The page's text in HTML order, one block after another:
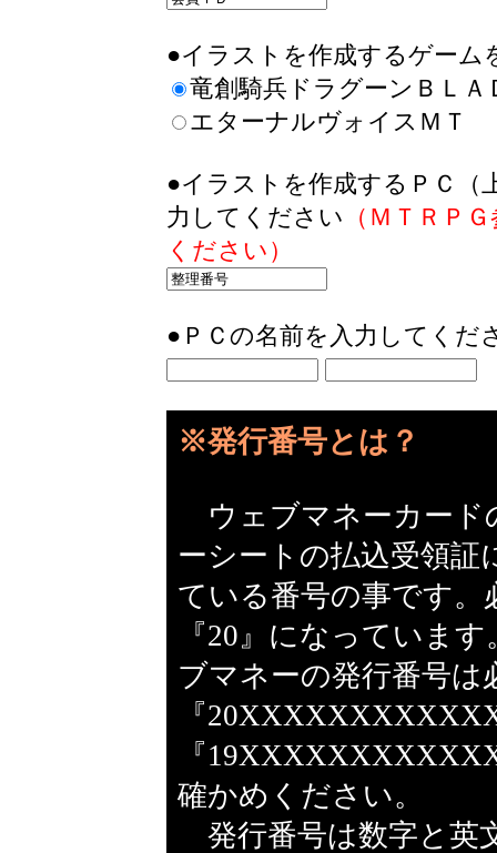
●イラストを作成するゲーム
竜創騎兵ドラグーンＢＬＡ
エターナルヴォイスＭＴ
●イラストを作成するＰＣ（
力してください （ＭＴＲＰ
ください）
●ＰＣの名前を入力してくだ
※発行番号とは？
ウェブマネーカード
ーシートの払込受領証
ている番号の事です。
『20』になっていま
ブマネーの発行番号は
『
『
確かめください。
発行番号は数字と英